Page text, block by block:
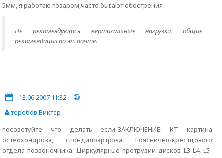
5мм, я работаю поваром,часто бывают обострения
Не рекомендуются вертикальные нагрузки, общие
рекомендации по эл. почте.
13.06.2007 11:32
-
теребов Виктор
посоветуйте что делать если-ЗАКЛЮЧЕНИЕ: КТ картина
остеохондроза, спондилоартроза пояснично-крестцового
отдела позвоночника. Циркулярные протрузии дисков L3-L4, L5-